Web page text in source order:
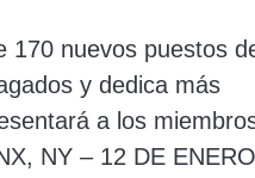
170 nuevos puestos
y dedica más
a los
NY – 12 DE ENERO